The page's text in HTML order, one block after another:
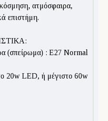
ατμόσφαιρα,
επιστήμη.
(σπείρωμα) : Ε27 Normal
20w LED, ή μέγιστο 60w